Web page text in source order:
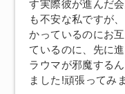
す実際彼が進んだ
も不安な私ですが
かっているのにお
ているのに、先に
ラウマが邪魔する
ました!頑張ってみ